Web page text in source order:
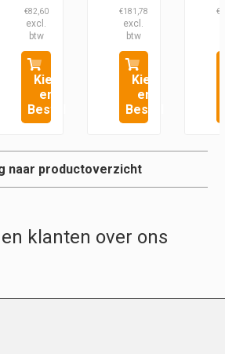
Prijsklasse:
€99,95
tot
€108,95
€82,60
Kies
en
Bestel
Prijsklasse:
€219,95
tot
€248,95
€181,78
Kies
en
Bestel
€
naar productoverzicht
klanten over ons